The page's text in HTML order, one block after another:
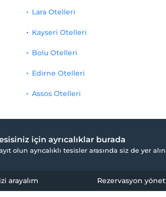
Lara Otelleri
Kayseri Otelleri
Bolu Otelleri
Edirne Otelleri
Assos Otelleri
için ayrıcalıklar burada
olun ayrıcalıklı tesisler arasında siz de yer alın
arayalım Rezervasyon yönet